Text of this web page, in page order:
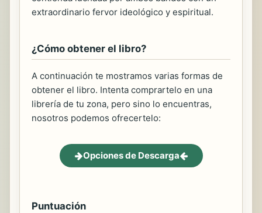
extraordinario fervor ideológico y espiritual.
¿Cómo obtener el libro?
A continuación te mostramos varias formas de
obtener el libro. Intenta comprartelo en una
librería de tu zona, pero sino lo encuentras,
nosotros podemos ofrecertelo:
Opciones de Descarga
Puntuación